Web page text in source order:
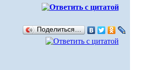
Поделиться…